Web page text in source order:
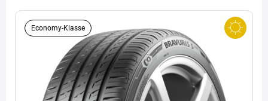
Economy-Klasse